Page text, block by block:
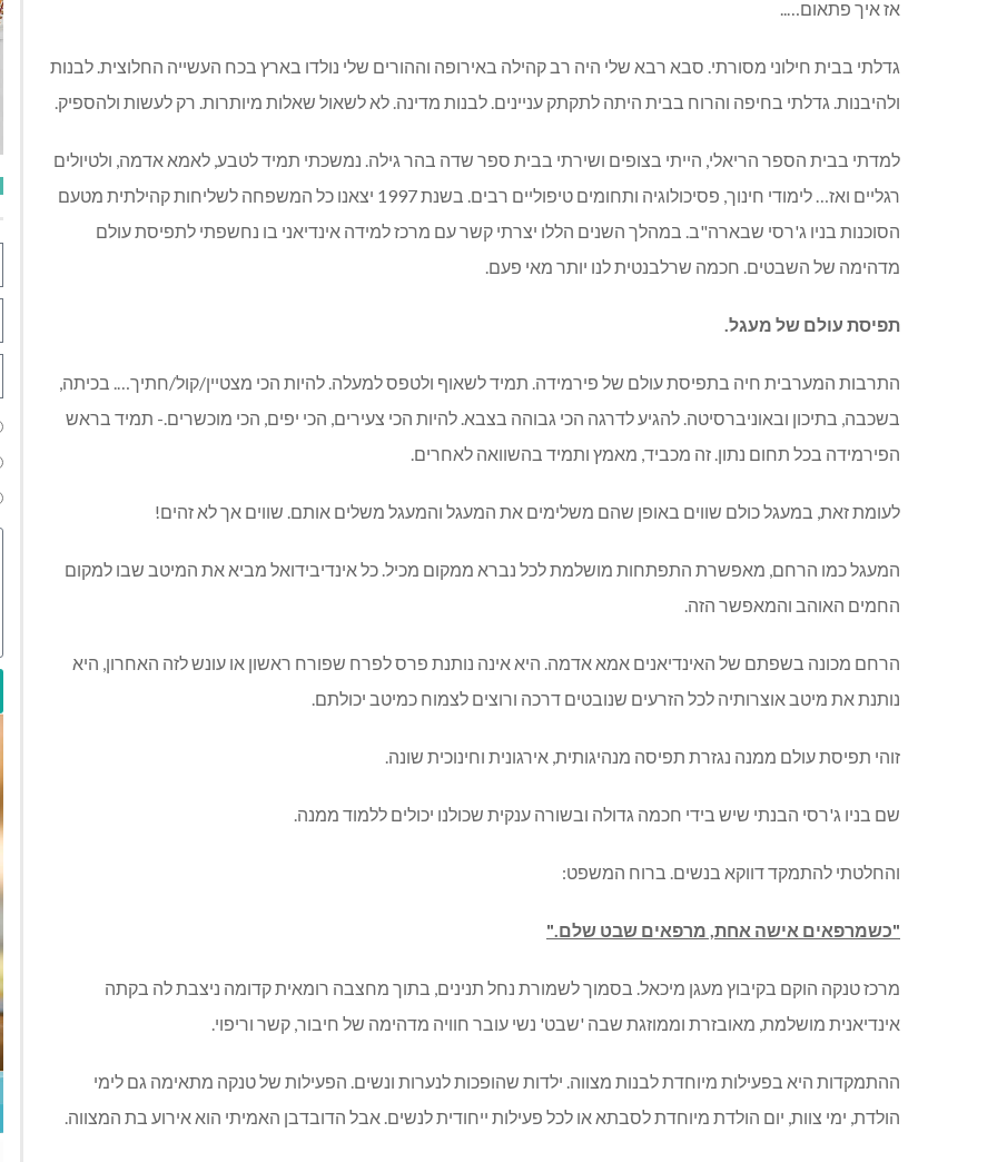
אז איך פתאום…..
גדלתי בבית חילוני מסורתי. סבא רבא שלי היה רב קהילה באירופה וההורים שלי נולדו בארץ בכח העשייה החלוצית. לבנות
ולהיבנות. גדלתי בחיפה והרוח בבית היתה לתקתק עניינים. לבנות מדינה. לא לשאול שאלות מיותרות. רק לעשות ולהספיק.
למדתי בבית הספר הריאלי, הייתי בצופים ושירתי בבית ספר שדה בהר גילה. נמשכתי תמיד לטבע, לאמא אדמה, ולטיולים
רגליים ואז… לימודי חינוך, פסיכולוגיה ותחומים טיפוליים רבים. בשנת 1997 יצאנו כל המשפחה לשליחות קהילתית מטעם
הסוכנות בניו ג'רסי שבארה"ב. במהלך השנים הללו יצרתי קשר עם מרכז למידה אינדיאני בו נחשפתי לתפיסת עולם
מדהימה של השבטים. חכמה שרלבנטית לנו יותר מאי פעם.
תפיסת עולם של מעגל.
התרבות המערבית חיה בתפיסת עולם של פירמידה. תמיד לשאוף ולטפס למעלה. להיות הכי מצטיין/קול/חתיך…. בכיתה,
בשכבה, בתיכון ובאוניברסיטה. להגיע לדרגה הכי גבוהה בצבא. להיות הכי צעירים, הכי יפים, הכי מוכשרים.- תמיד בראש
הפירמידה בכל תחום נתון. זה מכביד, מאמץ ותמיד בהשוואה לאחרים.
לעומת זאת, במעגל כולם שווים באופן שהם משלימים את המעגל והמעגל משלים אותם. שווים אך לא זהים!
המעגל כמו הרחם, מאפשרת התפתחות מושלמת לכל נברא ממקום מכיל. כל אינדיבידואל מביא את המיטב שבו למקום
החמים האוהב והמאפשר הזה.
הרחם מכונה בשפתם של האינדיאנים אמא אדמה. היא אינה נותנת פרס לפרח שפורח ראשון או עונש לזה האחרון, היא
נותנת את מיטב אוצרותיה לכל הזרעים שנובטים דרכה ורוצים לצמוח כמיטב יכולתם.
זוהי תפיסת עולם ממנה נגזרת תפיסה מנהיגותית, אירגונית וחינוכית שונה.
שם בניו ג'רסי הבנתי שיש בידי חכמה גדולה ובשורה ענקית שכולנו יכולים ללמוד ממנה.
והחלטתי להתמקד דווקא בנשים. ברוח המשפט:
"כשמרפאים אישה אחת, מרפאים שבט שלם."
מרכז טנקה הוקם בקיבוץ מעגן מיכאל. בסמוך לשמורת נחל תנינים, בתוך מחצבה רומאית קדומה ניצבת לה בקתה
אינדיאנית מושלמת, מאובזרת וממוזגת שבה 'שבט' נשי עובר חוויה מדהימה של חיבור, קשר וריפוי.
ההתמקדות היא בפעילות מיוחדת לבנות מצווה. ילדות שהופכות לנערות ונשים. הפעילות של טנקה מתאימה גם לימי
הולדת, ימי צוות, יום הולדת מיוחדת לסבתא או לכל פעילות ייחודית לנשים. אבל הדובדבן האמיתי הוא אירוע בת המצווה.